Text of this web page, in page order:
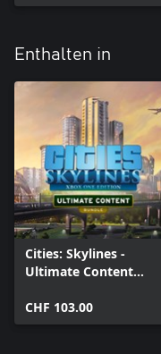
Enthalten in
Cities: Skylines -
Ultimate Content
CHF 103.00